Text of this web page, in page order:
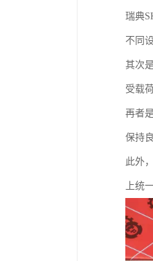
瑞典
不同
其次
受载
再者
保持
此外
上统